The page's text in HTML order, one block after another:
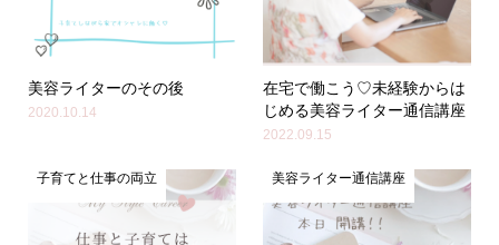
美容ライターのその後
2020.10.14
在宅で働こう♡未経験からは
じめる美容ライター通信講座
2022.09.15
子育てと仕事の両立 美容ライター通信講座